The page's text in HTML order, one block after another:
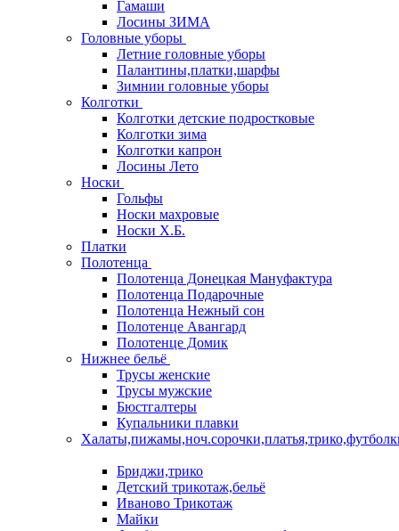
Гамаши
Лосины ЗИМА
Головные уборы
Летние головные уборы
Палантины,платки,шарфы
Зимнии головные уборы
Колготки
Колготки детские подростковые
Колготки зима
Колготки капрон
Лосины Лето
Носки
Гольфы
Носки махровые
Носки Х.Б.
Платки
Полотенца
Полотенца Донецкая Мануфактура
Полотенца Подарочные
Полотенца Нежный сон
Полотенце Авангард
Полотенце Домик
Нижнее бельё
Трусы женские
Трусы мужские
Бюстгалтеры
Купальники плавки
Бриджи,трико
Детский трикотаж,бельё
Иваново Трикотаж
Майки